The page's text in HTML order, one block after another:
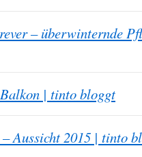
– überwinternde
| tinto bloggt
Aussicht 2015 | tinto